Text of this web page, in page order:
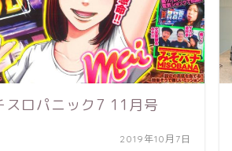
スロパニック7 11月号
2019年10月7日